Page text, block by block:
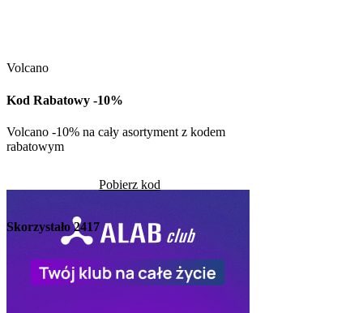
Volcano
Kod Rabatowy -10%
Volcano -10% na cały asortyment z kodem
rabatowym
Pobierz kod
Skorzystało2417